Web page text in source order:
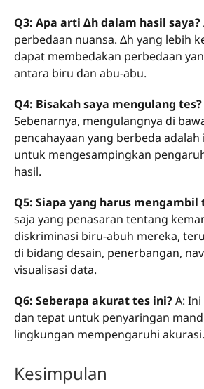
Q3: Apa arti Δh dalam hasil saya?
perbedaan nuansa. Δh yang lebih
dapat membedakan perbedaan
antara biru dan abu-abu.
Q4: Bisakah saya mengulang tes?
Sebenarnya, mengulangnya di
pencahayaan yang berbeda
untuk mengesampingkan
hasil.
Q5: Siapa yang harus mengambil
saja yang penasaran tentang
diskriminasi biru-abuh mereka,
di bidang desain, penerbangan,
visualisasi data.
Q6: Seberapa akurat tes ini?A:
dan tepat untuk penyaringan
lingkungan mempengaruhi akurasi.
Kesimpulan